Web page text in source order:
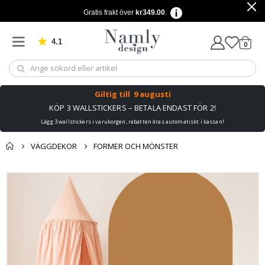
Gratis frakt över kr349.00.
4.1 Baserat på 1029 betyg 0
Giltig till 9 augusti
KÖP 3 WALLSTICKERS – BETALA ENDAST FÖR 2!
Lägg 3 wallstickers i varukorgen, rabatten dras automatiskt i kassan!
VÄGGDEKOR FORMER OCH MÖNSTER
Du kanske också
gillar detta ✔
Kundvagn
Till kassan
bildgalleriet